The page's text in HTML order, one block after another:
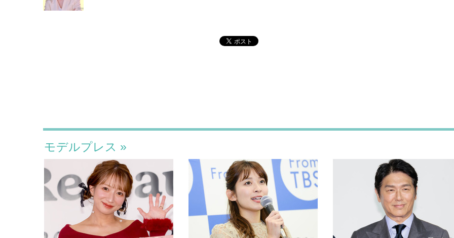
モデルプレス